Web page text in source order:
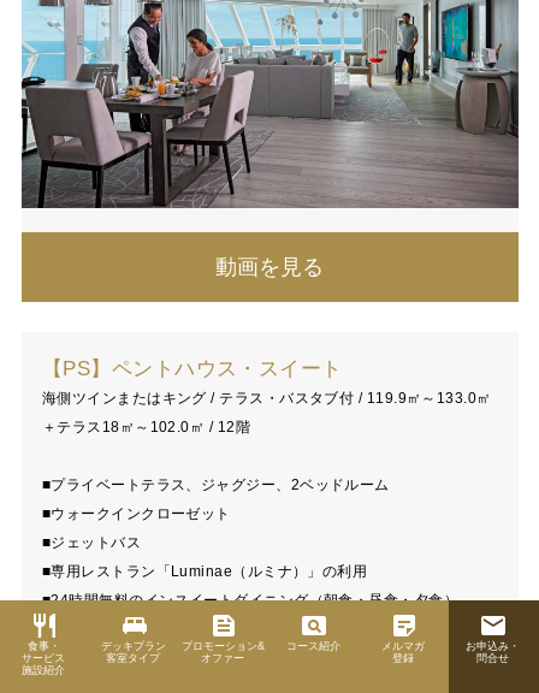
restaurant
食事・
サービス
施設紹介
king_bed
デッキプラン
客室タイプ
feed
プロモーション&
オファー
pageview
コース紹介
sticky_note_2
メルマガ
登録
email
お申込み・
問合せ
動画を見る
【PS】ペントハウス・スイート
海側ツインまたはキング / テラス・バスタブ付 / 119.9㎡～133.0㎡
＋テラス18㎡～102.0㎡ / 12階
■プライベートテラス、ジャグジー、2ベッドルーム
■ウォークインクローゼット
■ジェットバス
■専用レストラン「Luminae（ルミナ）」の利用
■24時間無料のインスイートダイニング（朝食・昼食・夕食）
■24時間ルームサービス
■専属リトリートホスト、リトリートコンシェルジュ